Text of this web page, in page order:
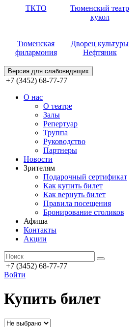
ТКТО
Тюменский театр
кукол
Тюменская
филармония
Дворец культуры
Нефтяник
Версия для слабовидящих
+7 (3452) 68-77-77
О нас
О театре
Залы
Репертуар
Труппа
Руководство
Партнеры
Новости
Зрителям
Подарочный сертификат
Как купить билет
Как вернуть билет
Правила посещения
Бронирование столиков
Афиша
Контакты
Акции
+7 (3452) 68-77-77
Войти
Купить билет